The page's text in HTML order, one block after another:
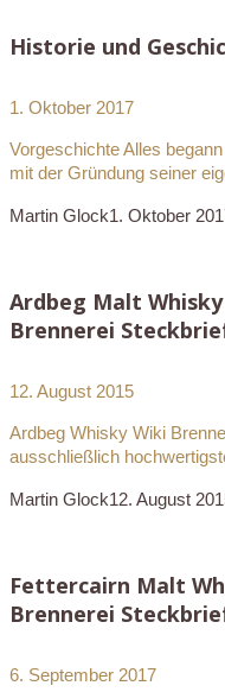
Historie und
1. Oktober 2017
Vorgeschichte Alles
mit der Gründung seiner
Martin Glock1. Oktober
Ardbeg Malt
Brennerei
12. August 2015
Ardbeg Whisky Wiki
ausschließlich
Martin Glock12. August
Fettercairn Malt
Brennerei
6. September 2017